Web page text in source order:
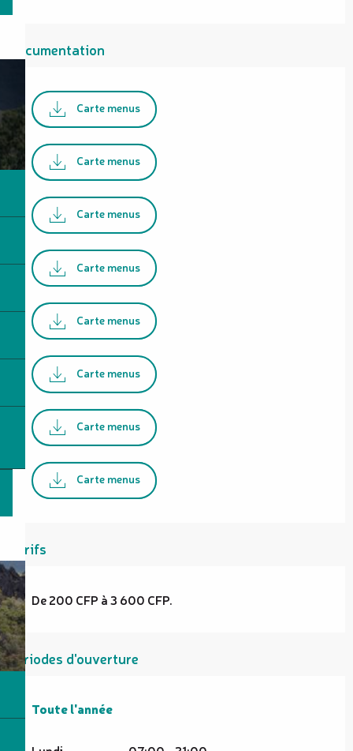
Documentation
Carte menus
Carte menus
Carte menus
Carte menus
Carte menus
Carte menus
Carte menus
Carte menus
Tarifs
De 200 CFP à 3 600 CFP.
Périodes d'ouverture
Toute l'année
Toute l'année